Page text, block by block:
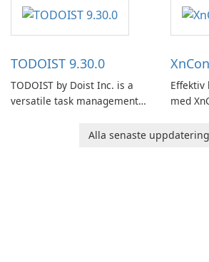
users
access
TODOIST 9.30.0
TODOIST by Doist Inc. is a
versatile task management
individuals and teams
Effektiv
med
Alla senaste